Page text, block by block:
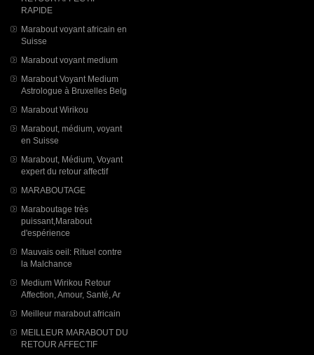
RAPIDE
Marabout voyant africain en
Suisse
Marabout voyant medium
Marabout Voyant Medium
Astrologue à Bruxelles Belg
Marabout Wirikou
Marabout, médium, voyant
en Suisse
Marabout, Médium, Voyant
expert du retour affectif
MARABOUTAGE
Maraboutage très
puissant,Marabout
d'espérience
Mauvais oeil: Rituel contre
la Malchance
Medium Wirikou Retour
Affection, Amour, Santé, Ar
Meilleur marabout africain
MEILLEUR MARABOUT DU
RETOUR AFFECTIF